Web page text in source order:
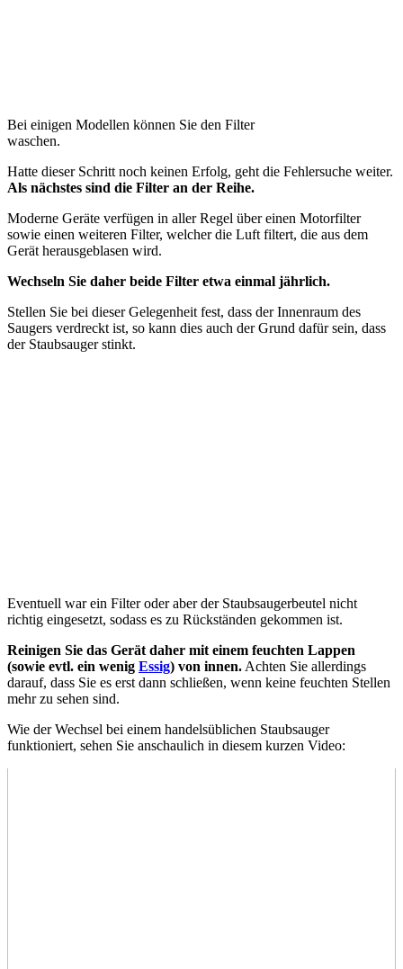
Bei einigen Modellen können Sie den Filter
waschen.
Hatte dieser Schritt noch keinen Erfolg, geht die Fehlersuche weiter.
Als nächstes sind die Filter an der Reihe.
Moderne Geräte verfügen in aller Regel über einen Motorfilter
sowie einen weiteren Filter, welcher die Luft filtert, die aus dem
Gerät herausgeblasen wird.
Wechseln Sie daher beide Filter etwa einmal jährlich.
Stellen Sie bei dieser Gelegenheit fest, dass der Innenraum des
Saugers verdreckt ist, so kann dies auch der Grund dafür sein, dass
der Staubsauger stinkt.
Eventuell war ein Filter oder aber der Staubsaugerbeutel nicht
richtig eingesetzt, sodass es zu Rückständen gekommen ist.
Reinigen Sie das Gerät daher mit einem feuchten Lappen
(sowie evtl. ein wenig Essig) von innen.Achten Sie allerdings
darauf, dass Sie es erst dann schließen, wenn keine feuchten Stellen
mehr zu sehen sind.
Wie der Wechsel bei einem handelsüblichen Staubsauger
funktioniert, sehen Sie anschaulich in diesem kurzen Video: